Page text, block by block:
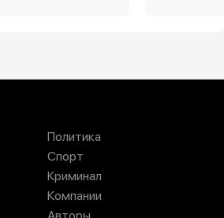
Политика
Спорт
Криминал
Компании